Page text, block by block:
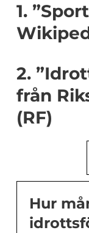
1.
2.
från
(RF)
Hur